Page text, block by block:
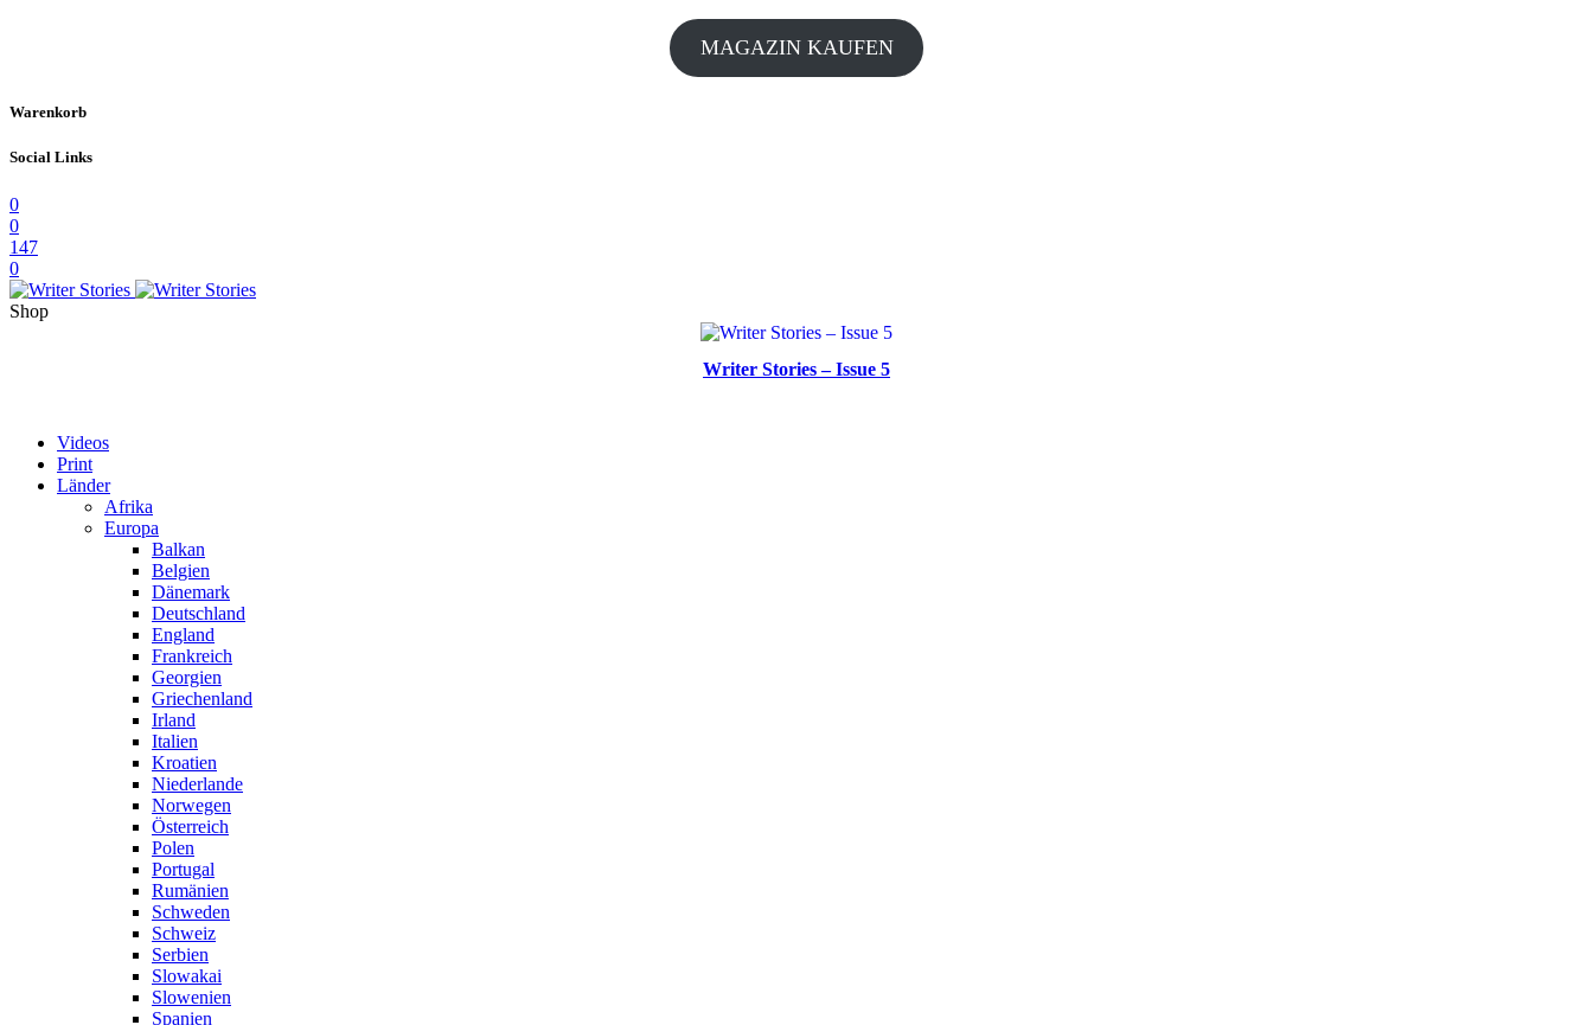
MAGAZIN KAUFEN
Warenkorb
Social Links
0
0
147
0
Shop
Writer Stories – Issue 5
Videos
Print
Länder
Afrika
Europa
Balkan
Belgien
Dänemark
Deutschland
England
Frankreich
Georgien
Griechenland
Irland
Italien
Kroatien
Niederlande
Norwegen
Österreich
Polen
Portugal
Rumänien
Schweden
Schweiz
Serbien
Slowakai
Slowenien
Spanien